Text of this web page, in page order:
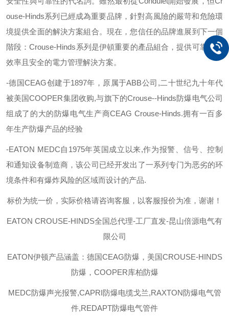
ouse-Hinds系列已經成為重要品牌，針對高風險的嚴苛和危險環
境提供全面的解決方案組合。現在，您信任的品牌進展到下一個
階段：Crouse-Hinds系列是伊頓重要的產品組合，提供可靠、有
效率且安全的電力管理解決方案。
-德国CEAG创建于1897年，原属于ABB公司 ,二十世纪九十年代
被美国COOPER集团收购,与旗下的Crouse--Hinds防爆电气公司
组成了的大的防爆电气生产商CEAG Crouse-Hinds.拥有一百多
年生产防爆产品的经验
-EATON MEDC自 1975年英国成立以来,作为报警、信号、控制
和通知设备制造商，该公司已经开发出了一系列专门为恶劣的环
境条件和有爆炸风险的区域而设计的产品.
标价为统一价，实际价格请咨询客服，以客服报价为准，谢谢！
EATON CROUSE-HINDS全国总代理-工厂直发-昆山倍源电气有
限公司
EATON伊顿产品涵盖：德国CEAG防爆，美国CROUSE-HINDS
防爆，COOPER库柏防爆
MEDC防爆声光报警,CAPRI防爆电缆戈兰,RAXTON防爆电气管
件,REDAPT防爆电气管件